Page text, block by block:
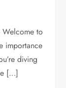
Welcome to
importance
diving
[…]